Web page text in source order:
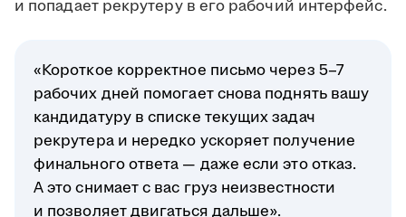
и попадает рекрутеру в его рабочий интерфейс.
«Короткое корректное письмо через 5–7
рабочих дней помогает снова поднять вашу
кандидатуру в списке текущих задач
рекрутера и нередко ускоряет получение
финального ответа — даже если это отказ.
А это снимает с вас груз неизвестности
и позволяет двигаться дальше».